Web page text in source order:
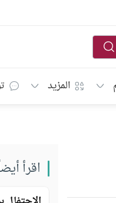
المزيد
اقرأ